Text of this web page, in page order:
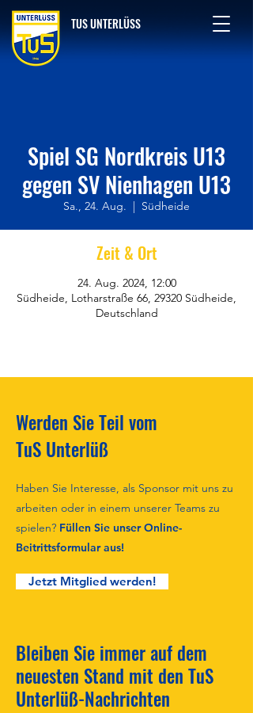
TUS UNTERLÜSS
Spiel SG Nordkreis U13
gegen SV Nienhagen U13
Sa., 24. Aug.
  |
Südheide
Zeit & Ort
24. Aug. 2024, 12:00
Südheide, Lotharstraße 66, 29320 Südheide,
Deutschland
Werden Sie Teil vom
TuS Unterlüß
Haben Sie Interesse, als Sponsor mit uns zu
arbeiten oder in einem unserer Teams zu
spielen? Füllen Sie unser Online-
Beitrittsformular aus!
Jetzt Mitglied werden!
Bleiben Sie immer auf dem
neuesten Stand mit den TuS
Unterlüß-Nachrichten